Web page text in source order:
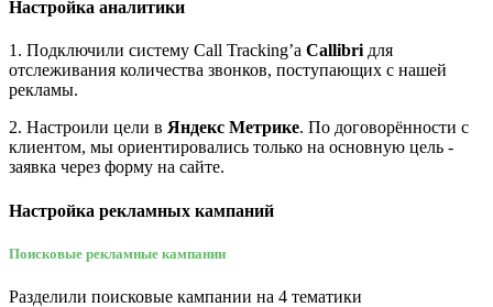
Настройка аналитики
1. Подключили систему Call Tracking’а Callibri для
отслеживания количества звонков, поступающих с нашей
рекламы.
2. Настроили цели в Яндекс Метрике. По договорённости с
клиентом, мы ориентировались только на основную цель -
заявка через форму на сайте.
Настройка рекламных кампаний
Поисковые рекламные кампании
Разделили поисковые кампании на 4 тематики